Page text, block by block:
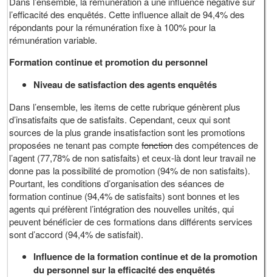
l’efficacité des enquêtés. Cette influence allait de 94,4% des
répondants pour la rémunération fixe à 100% pour la
rémunération variable.
Formation continue et promotion du personnel
Niveau de satisfaction des agents enquêtés
Dans l’ensemble, les items de cette rubrique génèrent plus
d’insatisfaits que de satisfaits. Cependant, ceux qui sont
sources de la plus grande insatisfaction sont les promotions
proposées ne tenant pas comptefonctiondes compétences de
l’agent (77,78% de non satisfaits) et ceux-là dont leur travail ne
donne pas la possibilité de promotion (94% de non satisfaits).
Pourtant, les conditions d’organisation des séances de
formation continue (94,4% de satisfaits) sont bonnes et les
agents qui préfèrent l’intégration des nouvelles unités, qui
peuvent bénéficier de ces formations dans différents services
sont d’accord (94,4% de satisfait).
Influence de la formation continue et de la promotion
du personnel sur la efficacité des enquêtés